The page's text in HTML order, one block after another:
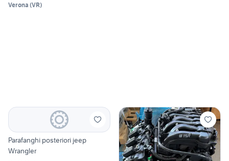
Verona (VR)
Parafanghi posteriori jeep
Wrangler